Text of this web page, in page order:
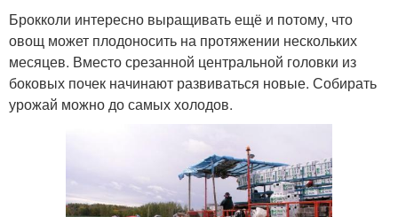
Брокколи интересно выращивать ещё и потому, что
овощ может плодоносить на протяжении нескольких
месяцев. Вместо срезанной центральной головки из
боковых почек начинают развиваться новые. Собирать
урожай можно до самых холодов.